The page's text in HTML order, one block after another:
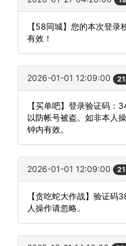
【58同城】您的本次登
有效！
2026-01-01 12:09:00
【买单吧】登录验证码：
以防帐号被盗。如非本人
钟内有效。
2026-01-01 12:09:00
【贪吃蛇大作战】验证
人操作请忽略。